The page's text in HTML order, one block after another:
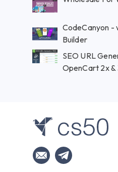
CodeCanyon -
Builder
SEO URL
OpenCart 2x